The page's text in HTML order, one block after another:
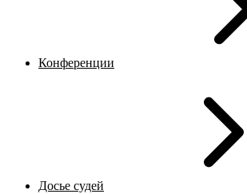
Конференции
Досье судей